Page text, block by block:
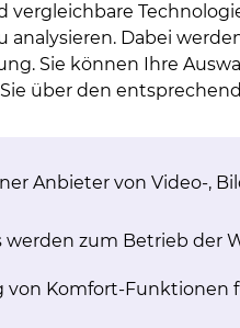
Erkrankung
& Kapselendoskopie),
zu können. Wir
mit jeweils
vergleichbare
analysieren. Dabei
Sie können Ihre
über den
Anbieter von Video-,
werden zum Betrieb der
von Komfort-Funktionen